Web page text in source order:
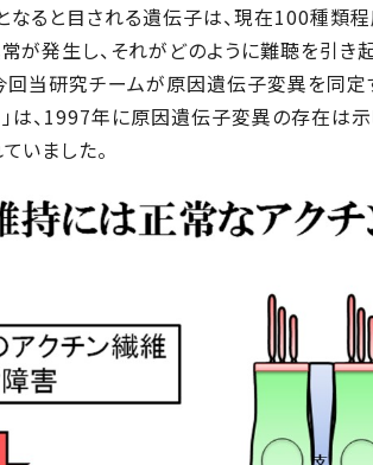
ると目される遺伝子は、現在100種類程
が発生し、それがどのように難聴を引き
回当研究チームが原因遺伝子変異を同
は、1997年に原因遺伝子変異の存在は
いました。